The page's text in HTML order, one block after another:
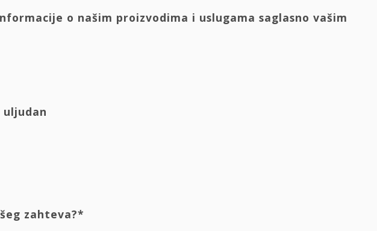
o našim proizvodima i uslugama saglasno vašim
zahteva?*